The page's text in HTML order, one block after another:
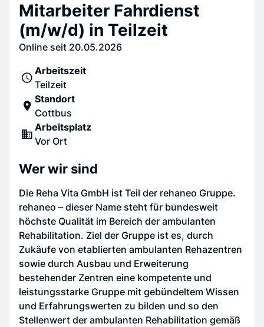
Mitarbeiter Fahrdienst
(m/w/d) in Teilzeit
Online seit 20.05.2026
Arbeitszeit
Teilzeit
Standort
Cottbus
Arbeitsplatz
Vor Ort
Wer wir sind
Die Reha Vita GmbH ist Teil der rehaneo Gruppe.
rehaneo – dieser Name steht für bundesweit
höchste Qualität im Bereich der ambulanten
Rehabilitation. Ziel der Gruppe ist es, durch
Zukäufe von etablierten ambulanten Rehazentren
sowie durch Ausbau und Erweiterung
bestehender Zentren eine kompetente und
leistungsstarke Gruppe mit gebündeltem Wissen
und Erfahrungswerten zu bilden und so den
Stellenwert der ambulanten Rehabilitation gemäß